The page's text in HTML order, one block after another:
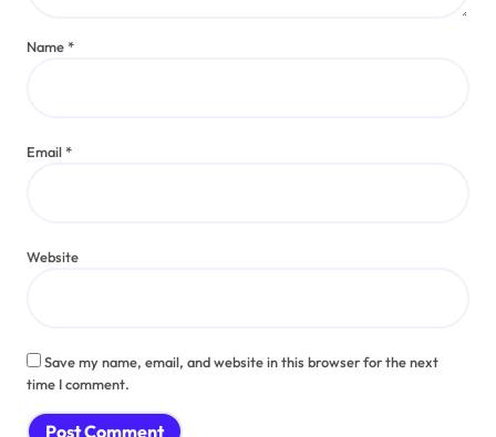
Name*
Email*
Website
Save my name, email, and website in this browser for the next
time I comment.